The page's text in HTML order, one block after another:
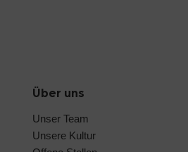
Über uns
Unser Team
Unsere Kultur